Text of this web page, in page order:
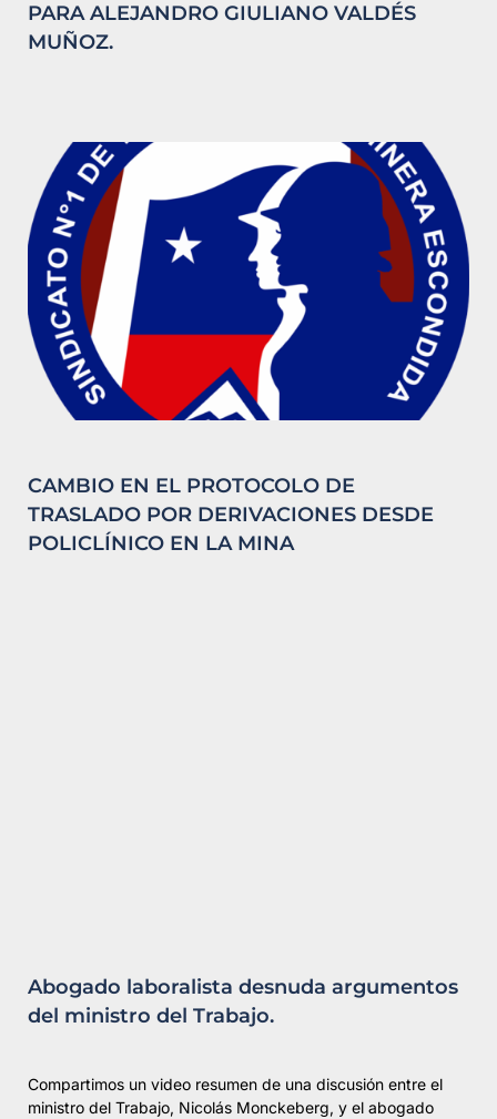
PARA ALEJANDRO GIULIANO VALDÉS
MUÑOZ.
CAMBIO EN EL PROTOCOLO DE
TRASLADO POR DERIVACIONES DESDE
POLICLÍNICO EN LA MINA
Abogado laboralista desnuda argumentos
del ministro del Trabajo.
Compartimos un video resumen de una discusión entre el
ministro del Trabajo, Nicolás Monckeberg, y el abogado